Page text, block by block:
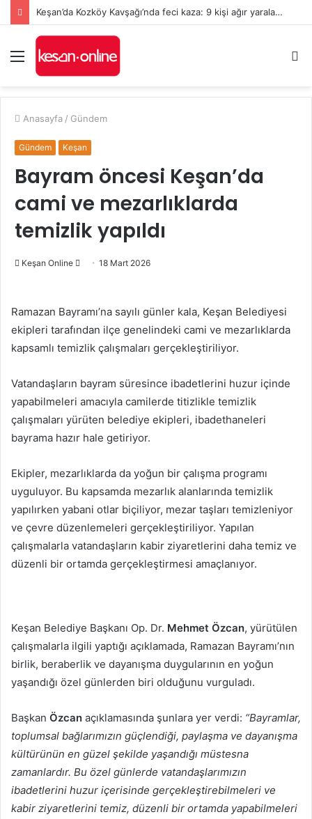
Keşan’da Kozköy Kavşağı’nda feci kaza: 9 kişi ağır yaralandı
Menü
...
Anasayfa / Gündem
Gündem Keşan
Bayram öncesi Keşan’da
cami ve mezarlıklarda
temizlik yapıldı
Keşan Online
göndermek
18 Mart 2026
Ramazan Bayramı’na sayılı günler kala, Keşan Belediyesi
ekipleri tarafından ilçe genelindeki cami ve mezarlıklarda
kapsamlı temizlik çalışmaları gerçekleştiriliyor.
Vatandaşların bayram süresince ibadetlerini huzur içinde
yapabilmeleri amacıyla camilerde titizlikle temizlik
çalışmaları yürüten belediye ekipleri, ibadethaneleri
bayrama hazır hale getiriyor.
Ekipler, mezarlıklarda da yoğun bir çalışma programı
uyguluyor. Bu kapsamda mezarlık alanlarında temizlik
yapılırken yabani otlar biçiliyor, mezar taşları temizleniyor
ve çevre düzenlemeleri gerçekleştiriliyor. Yapılan
çalışmalarla vatandaşların kabir ziyaretlerini daha temiz ve
düzenli bir ortamda gerçekleştirmesi amaçlanıyor.
Keşan Belediye Başkanı Op. Dr. Mehmet Özcan, yürütülen
çalışmalarla ilgili yaptığı açıklamada, Ramazan Bayramı’nın
birlik, beraberlik ve dayanışma duygularının en yoğun
yaşandığı özel günlerden biri olduğunu vurguladı.
Başkan Özcan açıklamasında şunlara yer verdi: “Bayramlar,
toplumsal bağlarımızın güçlendiği, paylaşma ve dayanışma
kültürünün en güzel şekilde yaşandığı müstesna
zamanlardır. Bu özel günlerde vatandaşlarımızın
ibadetlerini huzur içerisinde gerçekleştirebilmeleri ve
kabir ziyaretlerini temiz, düzenli bir ortamda yapabilmeleri